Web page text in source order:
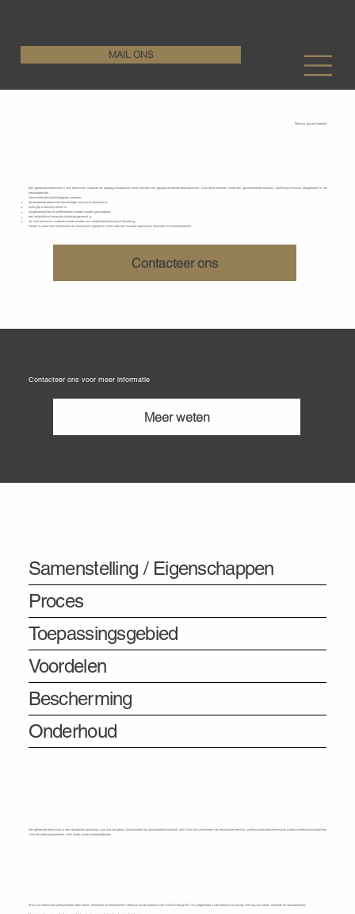
MAIL ONS
Precisie, grip en karakter
Een gefreesde betonvloer is een betonvloer waarvan de toplaag mechanisch wordt bewerkt met gespecialiseerde freesmachines. Door deze techniek wordt een gecontroleerde structuur, profilering of textuur aangebracht in het
betonoppervlak.
Deze methode wordt toegepast wanneer:
de bestaande betonvloer beschadigd, vervuild of verweerd is;
extra grip of antislip vereist is;
hoogteverschillen of oneffenheden moeten worden gecorrigeerd;
een industriële of robuuste uitstraling gewenst is;
de vloer technisch voorbereid moet worden voor verdere bescherming of afwerking.
Frezen is zowel een esthetische als functionele ingreep en vormt vaak een cruciale stap binnen renovatie- en herstelprojecten.
Contacteer ons
Contacteer ons voor meer informatie
Meer weten
Samenstelling / Eigenschappen
Proces
Toepassingsgebied
Voordelen
Bescherming
Onderhoud
Een gefreesde betonvloer is een doordachte oplossing voor wie veiligheid, functionaliteit en duurzaamheid centraal stelt. Door het combineren van technische precisie, professionele bescherming en correct onderhoud ontstaat een
vloer die jarenlang presteert, zelfs onder zware omstandigheden.
Wilt u uw betonvloer professioneel laten frezen, herstellen en beschermen? Vertrouw op de expertise vanKenDa Design BV. Wij begeleiden u van analyse tot nazorg, met oog voor detail, techniek en duurzaamheid.